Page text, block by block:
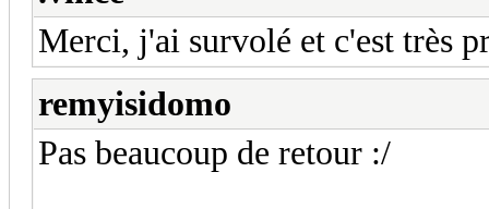
Merci, j'ai survolé et c'est très
remyisidomo
Pas beaucoup de retour :/